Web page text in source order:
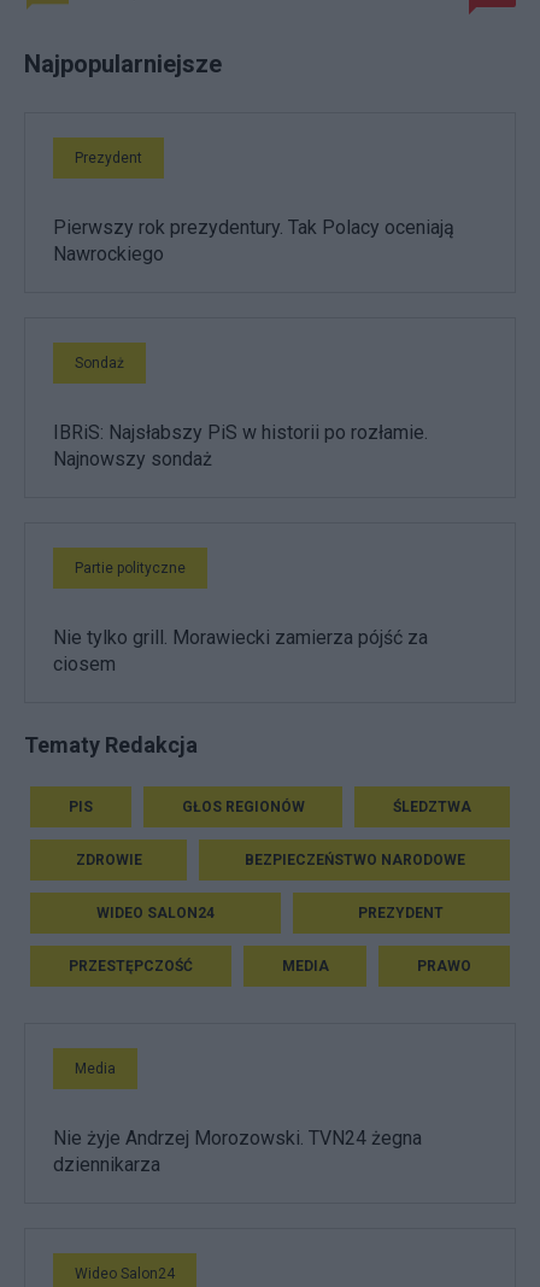
Najpopularniejsze
Prezydent
Pierwszy rok prezydentury. Tak Polacy oceniają
Nawrockiego
Sondaż
IBRiS: Najsłabszy PiS w historii po rozłamie.
Najnowszy sondaż
Partie polityczne
Nie tylko grill. Morawiecki zamierza pójść za
ciosem
Tematy Redakcja
PIS GŁOS REGIONÓW ŚLEDZTWA
ZDROWIE BEZPIECZEŃSTWO NARODOWE
WIDEO SALON24 PREZYDENT
PRZESTĘPCZOŚĆ MEDIA PRAWO
Media
Nie żyje Andrzej Morozowski. TVN24 żegna
dziennikarza
Wideo Salon24